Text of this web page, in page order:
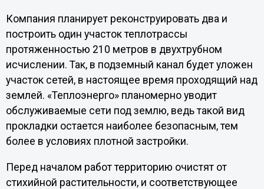
Компания планирует реконструировать два и
построить один участок теплотрассы
протяженностью 210 метров в двухтрубном
исчислении. Так, в подземный канал будет уложен
участок сетей, в настоящее время проходящий над
землей. «Теплоэнерго» планомерно уводит
обслуживаемые сети под землю, ведь такой вид
прокладки остается наиболее безопасным, тем
более в условиях плотной застройки.
Перед началом работ территорию очистят от
стихийной растительности, и соответствующее